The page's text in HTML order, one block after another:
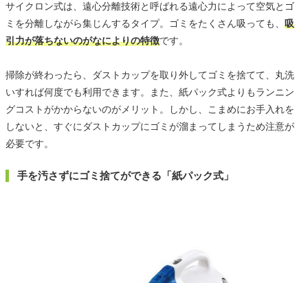
サイクロン式は、遠心分離技術と呼ばれる遠心力によって空気とゴ
ミを分離しながら集じんするタイプ。ゴミをたくさん吸っても、 吸
引力が落ちないのがなによりの特徴です。
掃除が終わったら、ダストカップを取り外してゴミを捨てて、丸洗
いすれば何度でも利用できます。また、紙パック式よりもランニン
グコストがかからないのがメリット。しかし、こまめにお手入れを
しないと、すぐにダストカップにゴミが溜まってしまうため注意が
必要です。
手を汚さずにゴミ捨てができる「紙パック式」